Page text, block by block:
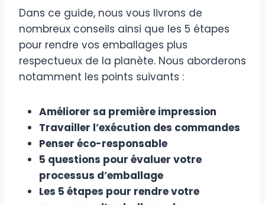
Dans ce guide, nous vous livrons de
nombreux conseils ainsi que les 5 étapes
pour rendre vos emballages plus
respectueux de la planète. Nous aborderons
notamment les points suivants :
Améliorer sa première impression
Travailler l’exécution des commandes
Penser éco-responsable
5 questions pour évaluer votre
processus d’emballage
Les 5 étapes pour rendre votre